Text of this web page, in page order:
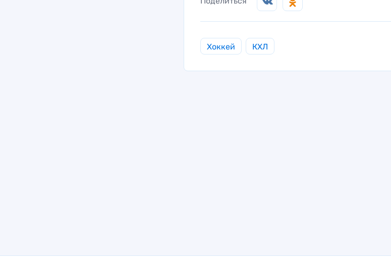
Хоккей КХЛ